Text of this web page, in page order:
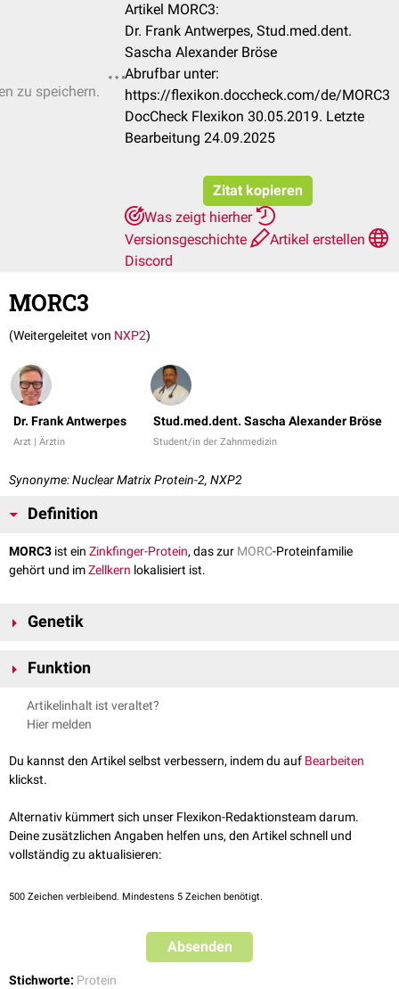
zu speichern.
Artikel MORC3:
Dr. Frank Antwerpes, Stud.med.dent.
Sascha Alexander Bröse
Abrufbar unter:
https://flexikon.doccheck.com/de/MORC3
DocCheck Flexikon 30.05.2019. Letzte
Bearbeitung 24.09.2025
Zitat kopieren
Was zeigt hierher
Versionsgeschichte
Artikel erstellen
Discord
MORC3
(Weitergeleitet von NXP2)
Dr. Frank Antwerpes
Arzt | Ärztin
Stud.med.dent. Sascha Alexander Bröse
Student/in der Zahnmedizin
Synonyme: Nuclear Matrix Protein-2, NXP2
Definition
MORC3 ist ein Zinkfinger-Protein, das zur MORC-Proteinfamilie
gehört und imZellkern lokalisiert ist.
Genetik
Funktion
Die Funktion von MORC3 ist zur Zeit (2020) nicht vollständig geklärt.
MORC3 ist Bestandteil der
epigenetischer
Vorgänge im Zellkern einbezogen sein.
Artikelinhalt ist veraltet?
Hier melden
Du kannst den Artikel selbst verbessern, indem du auf Bearbeiten
klickst.
Alternativ kümmert sich unser Flexikon-Redaktionsteam darum.
Deine zusätzlichen Angaben helfen uns, den Artikel schnell und
vollständig zu aktualisieren:
500 Zeichen verbleibend. Mindestens 5 Zeichen benötigt.
Absenden
Stichworte: Protein